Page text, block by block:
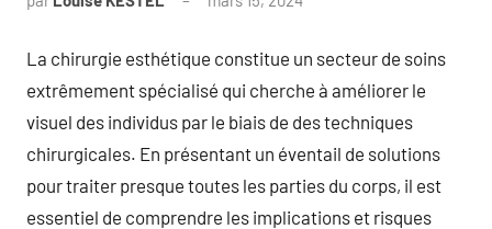
La chirurgie esthétique constitue un secteur de soins
extrêmement spécialisé qui cherche à améliorer le
visuel des individus par le biais de des techniques
chirurgicales. En présentant un éventail de solutions
pour traiter presque toutes les parties du corps, il est
essentiel de comprendre les implications et risques